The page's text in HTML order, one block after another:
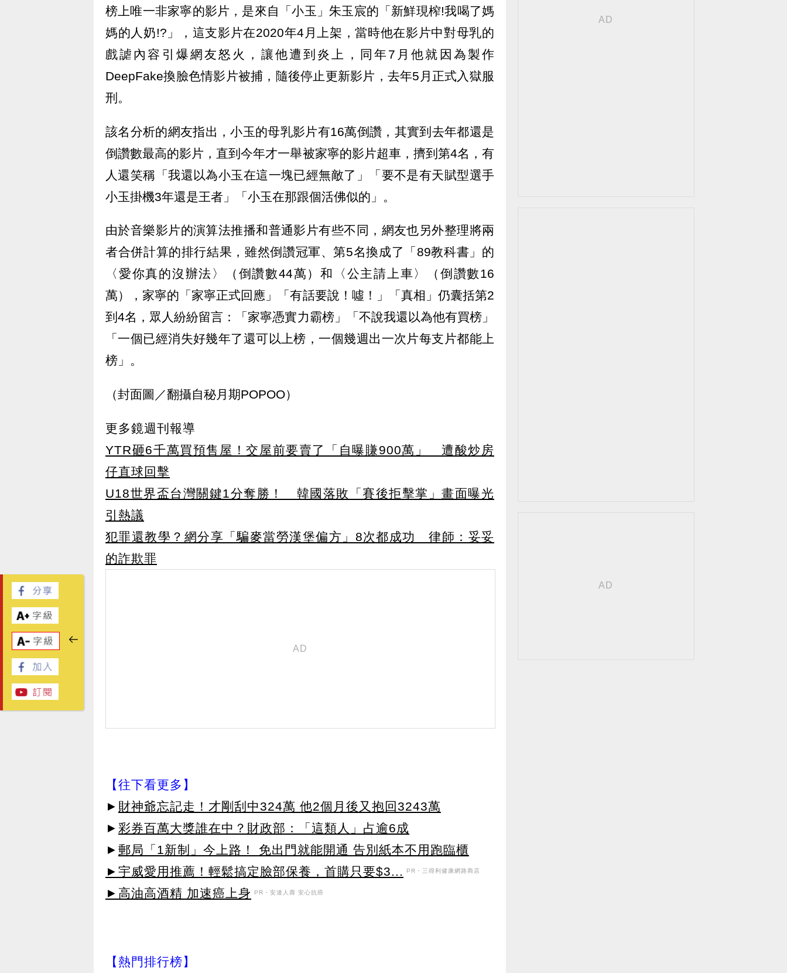
榜上唯一非家寧的影片，是來自「小玉」朱玉宸的「新鮮現榨!我喝了媽
媽的人奶!?」，這支影片在2020年4月上架，當時他在影片中對母乳的
戲謔內容引爆網友怒火，讓他遭到炎上，同年7月他就因為製作
DeepFake換臉色情影片被捕，隨後停止更新影片，去年5月正式入獄服
刑。
該名分析的網友指出，小玉的母乳影片有16萬倒讚，其實到去年都還是
倒讚數最高的影片，直到今年才一舉被家寧的影片超車，擠到第4名，有
人還笑稱「我還以為小玉在這一塊已經無敵了」「要不是有天賦型選手
小玉掛機3年還是王者」「小玉在那跟個活佛似的」。
由於音樂影片的演算法推播和普通影片有些不同，網友也另外整理將兩
者合併計算的排行結果，雖然倒讚冠軍、第5名換成了「89教科書」的
〈愛你真的沒辦法〉（倒讚數44萬）和〈公主請上車〉（倒讚數16
萬），家寧的「家寧正式回應」「有話要說！噓！」「真相」仍囊括第2
到4名，眾人紛紛留言：「家寧憑實力霸榜」「不說我還以為他有買榜」
「一個已經消失好幾年了還可以上榜，一個幾週出一次片每支片都能上
榜」。
（封面圖／翻攝自秘月期POPOO）
更多鏡週刊報導
YTR砸6千萬買預售屋！交屋前要賣了「自曝賺900萬」 遭酸炒房
仔直球回擊
U18世界盃台灣關鍵1分奪勝！ 韓國落敗「賽後拒擊掌」畫面曝光
引熱議
犯罪還教學？網分享「騙麥當勞漢堡偏方」8次都成功 律師：妥妥
的詐欺罪
【往下看更多】
► 財神爺忘記走！才剛刮中324萬 他2個月後又抱回3243萬
► 彩券百萬大獎誰在中？財政部：「這類人」占逾6成
► 郵局「1新制」今上路！ 免出門就能開通 告別紙本不用跑臨櫃
►宇威愛用推薦！輕鬆搞定臉部保養，首購只要$3...
PR・三得利健康網路商店
►高油高酒精 加速癌上身 PR・安達人壽 安心抗癌
【熱門排行榜】